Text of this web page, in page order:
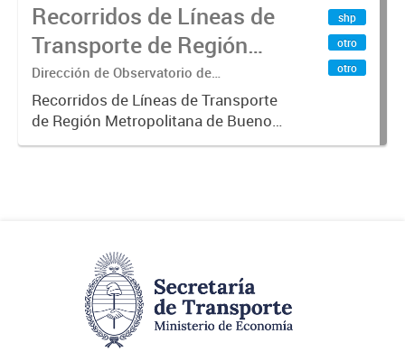
Recorridos de Líneas de
Transporte de Región
Metropolitana de
Buenos Aires (RMBA)
Dirección de Observatorio de
Transporte, Estudio y Sistemas
Recorridos de Líneas de Transporte
de Región Metropolitana de Buenos
Aires (RMBA).-
shp
otro
otro